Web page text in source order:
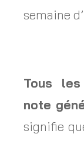
semaine
Tous
note
signifie